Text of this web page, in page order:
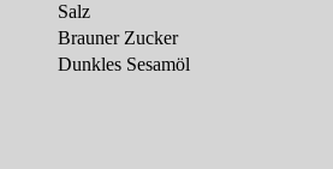
Salz
Brauner Zucker
Dunkles Sesamöl